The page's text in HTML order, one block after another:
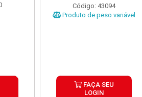
Código: 43094
Produto de peso variável
FAÇA SEU
LOGIN